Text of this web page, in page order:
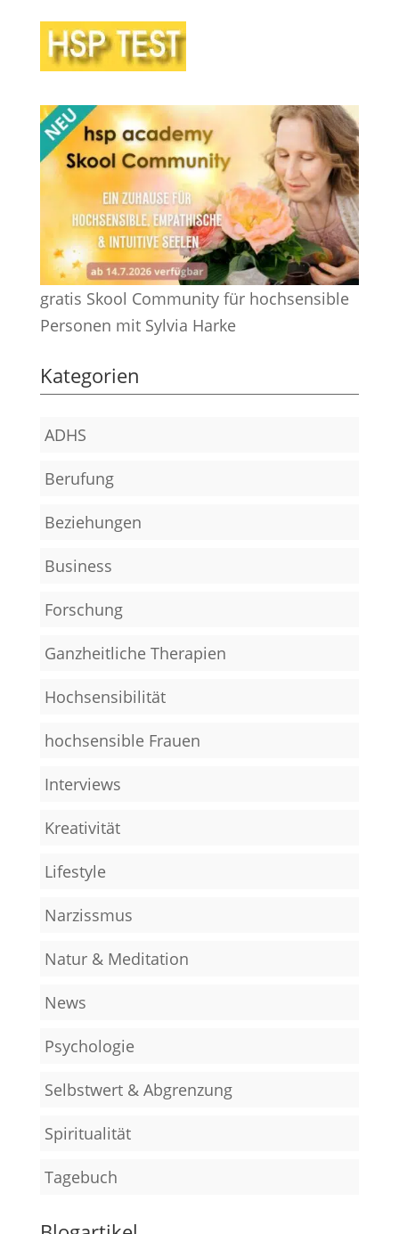
gratis Skool Community für hochsensible
Personen mit Sylvia Harke
Kategorien
ADHS
Berufung
Beziehungen
Business
Forschung
Ganzheitliche Therapien
Hochsensibilität
hochsensible Frauen
Interviews
Kreativität
Lifestyle
Narzissmus
Natur & Meditation
News
Psychologie
Selbstwert & Abgrenzung
Spiritualität
Tagebuch